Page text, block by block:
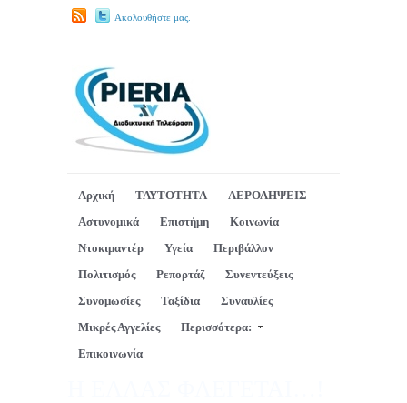
Ακολουθήστε μας.
Αρχική ΤΑΥΤΟΤΗΤΑ
ΑΕΡΟΛΗΨΕΙΣ
Αστυνομικά
Επιστήμη
Κοινωνία
Ντοκιμαντέρ
Υγεία
Περιβάλλον
Πολιτισμός
Ρεπορτάζ
Συνεντεύξεις
Συνομωσίες
Ταξίδια
Συναυλίες
Μικρές Αγγελίες
Περισσότερα:
Επικοινωνία